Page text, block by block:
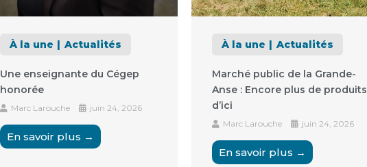
À la une Actualités
Une enseignante du Cégep
honorée
Marc Larouche juin 24, 2026
En savoir plus →
À la une Actualités
Marché public de la Grande-
Anse : Encore plus de produits
d’ici
Marc Larouche juin 24, 2026
En savoir plus →